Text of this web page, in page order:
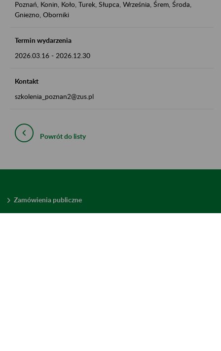
Poznań, Konin, Koło, Turek, Słupca, Września, Śrem, Środa,
Gniezno, Oborniki
Termin wydarzenia
2026.03.16 - 2026.12.30
Kontakt
szkolenia_poznan2@zus.pl
Powrót do listy
Zamówienia publiczne